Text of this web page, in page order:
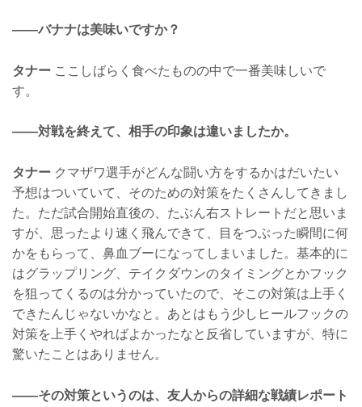
——バナナは美味いですか？
タナー ここしばらく食べたものの中で一番美味しいで
す。
——対戦を終えて、相手の印象は違いましたか。
タナー クマザワ選手がどんな闘い方をするかはだいたい
予想はついていて、そのための対策をたくさんしてきまし
た。ただ試合開始直後の、たぶん右ストレートだと思いま
すが、思ったより速く飛んできて、目をつぶった瞬間に何
かをもらって、鼻血ブーになってしまいました。基本的に
はグラップリング、テイクダウンのタイミングとかフック
を狙ってくるのは分かっていたので、そこの対策は上手く
できたんじゃないかなと。あとはもう少しヒールフックの
対策を上手くやればよかったなと反省していますが、特に
驚いたことはありません。
——その対策というのは、友人からの詳細な戦績レポート